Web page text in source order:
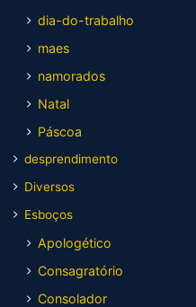
dia-do-trabalho
maes
namorados
Natal
Páscoa
desprendimento
Diversos
Esboços
Apologético
Consagratório
Consolador